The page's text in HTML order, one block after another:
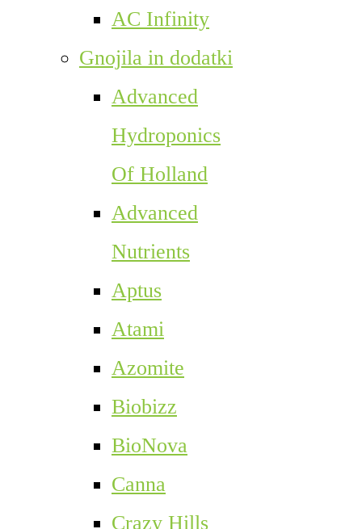
AC Infinity
Gnojila in dodatki
Advanced
Hydroponics
Of Holland
Advanced
Nutrients
Aptus
Atami
Azomite
Biobizz
BioNova
Canna
Crazy Hills